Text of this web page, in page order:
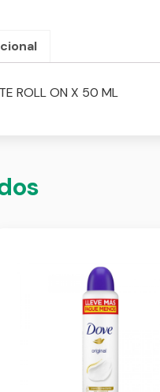
ROLL ON X 50 ML